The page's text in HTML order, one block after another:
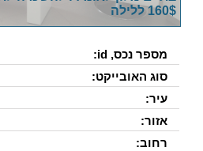
160$ ללילה
מספר נכס, id:
סוג האובייקט:
עיר:
אזור:
רחוב: